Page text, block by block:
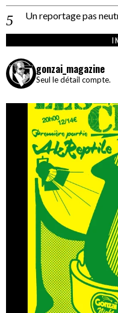
Un reportage pas
gonzai_magazine
Seul le détail compte.